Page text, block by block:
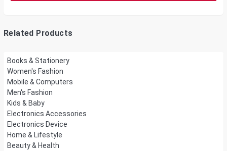
Related Products
Books & Stationery
Women's Fashion
Mobile & Computers
Men's Fashion
Kids & Baby
Electronics Accessories
Electronics Device
Home & Lifestyle
Beauty & Health